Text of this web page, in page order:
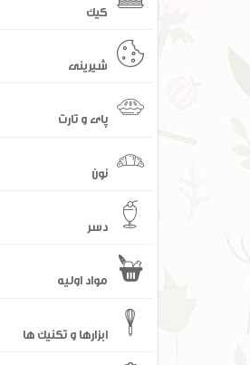
کیک
شیرینی
پای و تارت
نون
دسر
مواد اولیه
ابزارها و تکنیک ها